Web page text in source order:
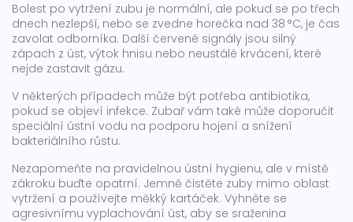
Bolest po vytržení zubu je normální, ale pokud se po třech
dnech nezlepší, nebo se zvedne horečka nad 38 °C, je čas
zavolat odborníka. Další červené signály jsou silný
zápach z úst, výtok hnisu nebo neustálé krvácení, které
nejde zastavit gázu.
V některých případech může být potřeba antibiotika,
pokud se objeví infekce. Zubař vám také může doporučit
speciální ústní vodu na podporu hojení a snížení
bakteriálního růstu.
Nezapomeňte na pravidelnou ústní hygienu, ale v místě
zákroku buďte opatrní. Jemně čistěte zuby mimo oblast
vytržení a používejte měkký kartáček. Vyhněte se
agresivnímu vyplachování úst, aby se sraženina